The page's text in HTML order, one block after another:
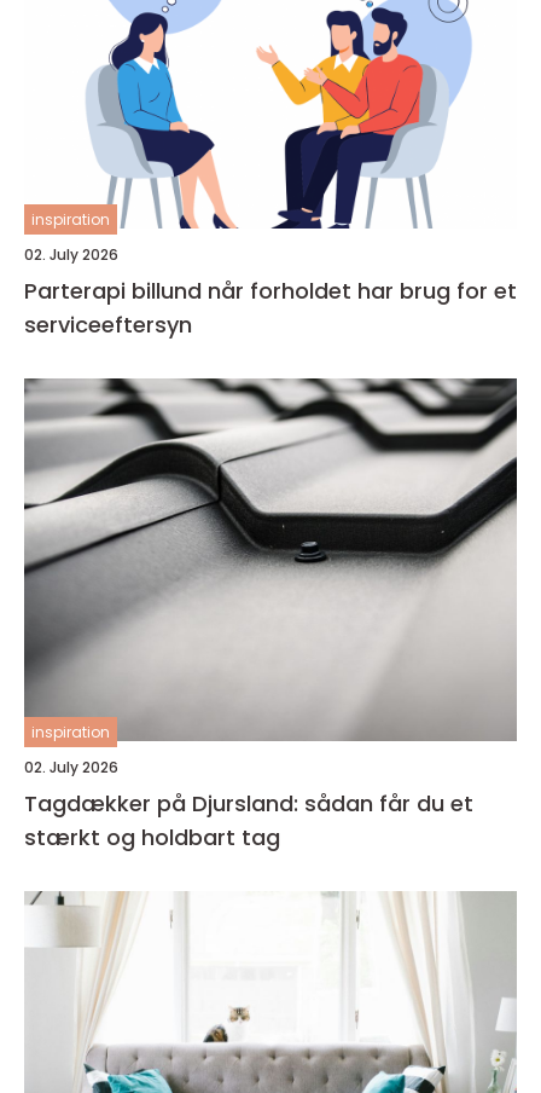
inspiration
02. July 2026
Parterapi billund når forholdet har brug for et
serviceeftersyn
inspiration
02. July 2026
Tagdækker på Djursland: sådan får du et
stærkt og holdbart tag